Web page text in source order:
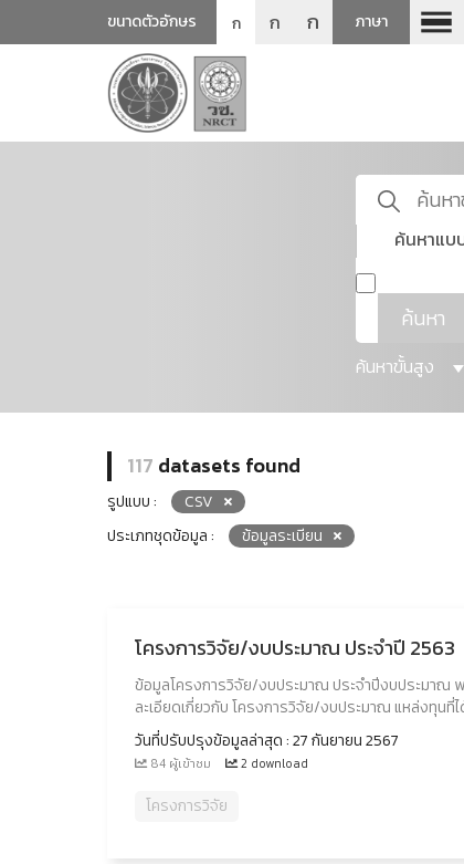
ขนาดตัวอักษร ก ก ก ภาษา
ค้นหาแบ
ค้นหา
ค้นหาขั้นสูง
117 datasets found
รูปแบบ :
CSV
ประเภทชุดข้อมูล :
ข้อมูลระเบียน
โครงการวิจัย/งบประมาณ ประจำปี 2563
ข้อมูลโครงการวิจัย/งบประมาณ ประจำปีงบประมาณ พ.
ละเอียดเกี่ยวกับ โครงการวิจัย/งบประมาณ แหล่งทุน
วันที่ปรับปรุงข้อมูลล่าสุด : 27 กันยายน 2567
84 ผู้เข้าชม 2 download
โครงการวิจัย